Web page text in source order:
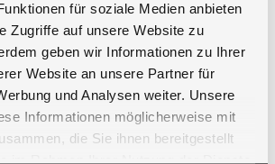
für soziale Medien anbieten
Zugriffe auf unsere Website zu
geben wir Informationen zu Ihrer
Website an unsere Partner für
und Analysen weiter. Unsere
Informationen möglicherweise mit
die Sie ihnen bereitgestellt
im Rahmen Ihrer Nutzung der Dienste
RUND UM IHRE BESTELLUNG
und persönliche
Beratung